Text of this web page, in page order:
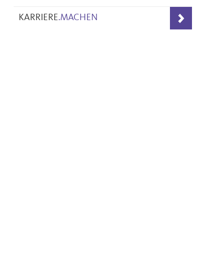
KARRIERE.MACHEN